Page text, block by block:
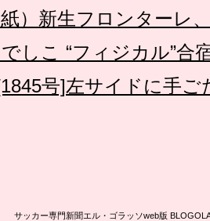
）新生フロンターレ
しこ “フィジカル”合
号]左サイドに手ご
サッカー専門新聞エル・ゴラッソweb版